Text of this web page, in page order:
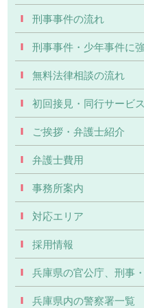
刑事事件の流れ
刑事事件・少年事件に
無料法律相談の流れ
初回接見・同行サービ
ご挨拶・弁護士紹介
弁護士費用
事務所案内
対応エリア
採用情報
兵庫県の官公庁、刑事
兵庫県内の警察署一覧